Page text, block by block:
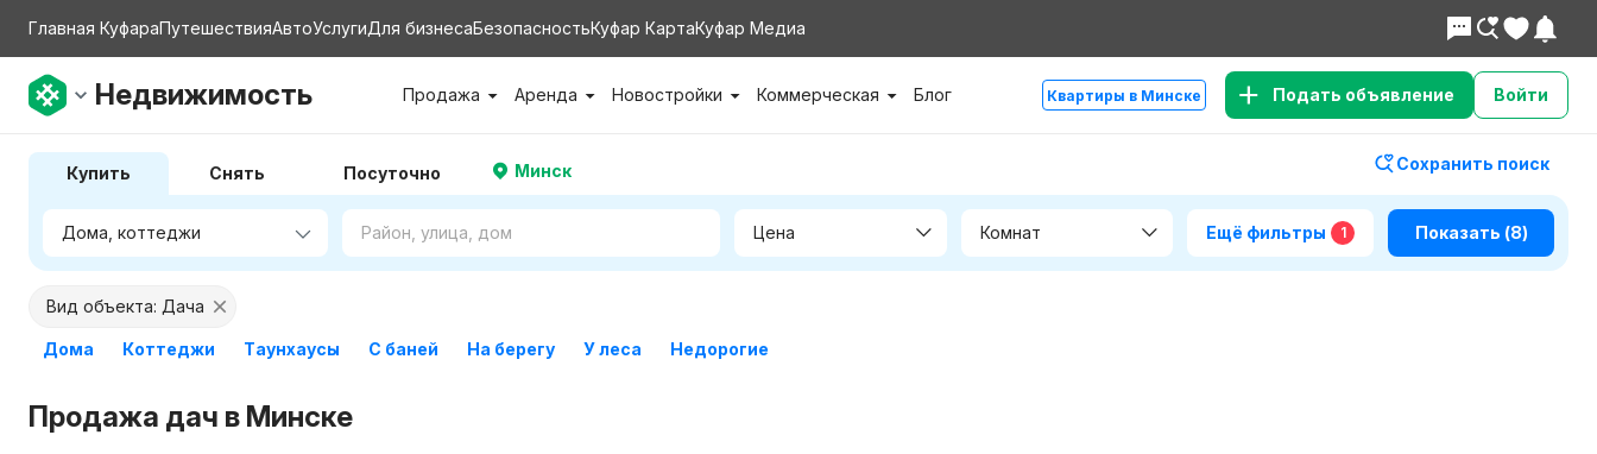
Главная КуфараПутешествияАвтоУслугиДля бизнесаБезопасностьКуфар КартаКуфар Медиа
Недвижимость Продажа Аренда Новостройки Коммерческая Блог Квартиры в Минске Подать объявление Войти
Купить Снять Посуточно Минск Сохранить поиск
Цена Комнат Ещё фильтры 1 Показать (8)
Вид объекта: Дача
Дома Коттеджи Таунхаусы С баней На берегу У леса Недорогие
Продажа дач в Минске